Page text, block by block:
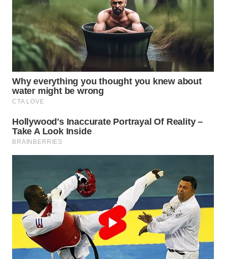
MANDALIKA
WN
LIKUPANG
WN
LABUANBAJO
WN
BORNEO
Wahana
Media
WAHANA
NEWS
WAHANA
TANI